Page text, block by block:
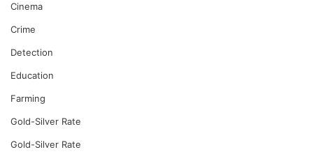
Cinema
Crime
Detection
Education
Farming
Gold-Silver Rate
Gold-Silver Rate